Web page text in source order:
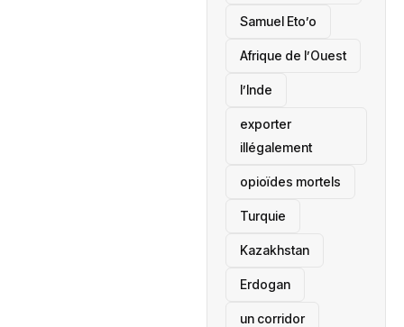
Samuel Eto’o
Afrique de l’Ouest
l’Inde
exporter
illégalement
opioïdes mortels
‎Turquie
Kazakhstan
Erdogan
un corridor